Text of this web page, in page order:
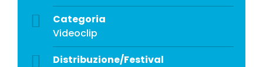
Categoria
Videoclip
Distribuzione/Festival